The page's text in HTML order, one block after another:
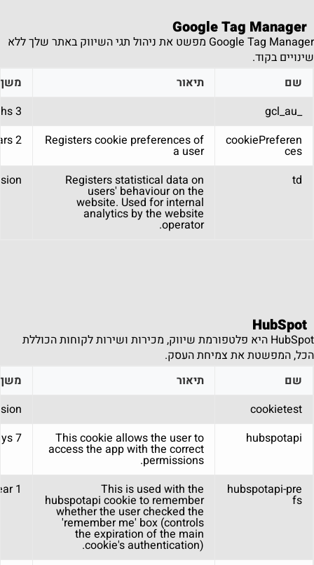
Google Tag Manager
Google Tag Manager מפשט את ניהול תגי השיווק באתר שלך ללא
שינויים בקוד.
שם
תיאור
_gcl_au
3 months
cookiePreferen
ces
Registers cookie preferences of
a user
2 years
td
Registers statistical data on
users' behaviour on the
website. Used for internal
analytics by the website
operator.
HubSpot
HubSpot היא פלטפורמת שיווק, מכירות ושירות לקוחות הכוללת
הכל, המפשטת את צמיחת העסק.
שם
תיאור
cookietest
hubspotapi
This cookie allows the user to
access the app with the correct
permissions.
7 days
hubspotapi-pre
fs
This is used with the
hubspotapi cookie to remember
whether the user checked the
'remember me' box (controls
the expiration of the main
cookie's authentication).
1 Year